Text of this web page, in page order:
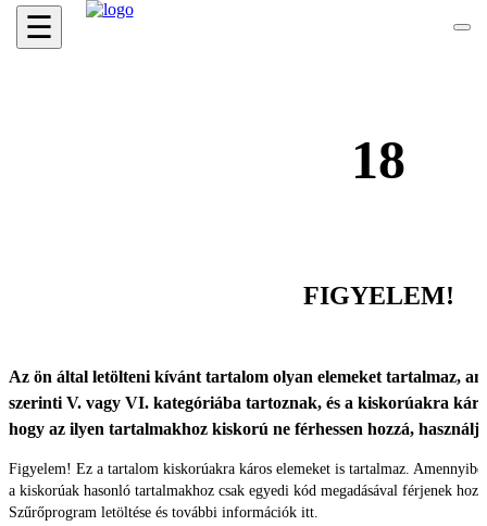
☰
18
FIGYELEM!
Az ön által letölteni kívánt tartalom olyan elemeket tartalmaz,
szerinti V. vagy VI. kategóriába tartoznak, és a kiskorúakra
hogy az ilyen tartalmakhoz kiskorú ne férhessen hozzá,
Figyelem! Ez a tartalom kiskorúakra káros elemeket is tartalmaz.
a kiskorúak hasonló tartalmakhoz csak egyedi kód megadásával férjenek
Szűrőprogram letöltése és további információk itt.